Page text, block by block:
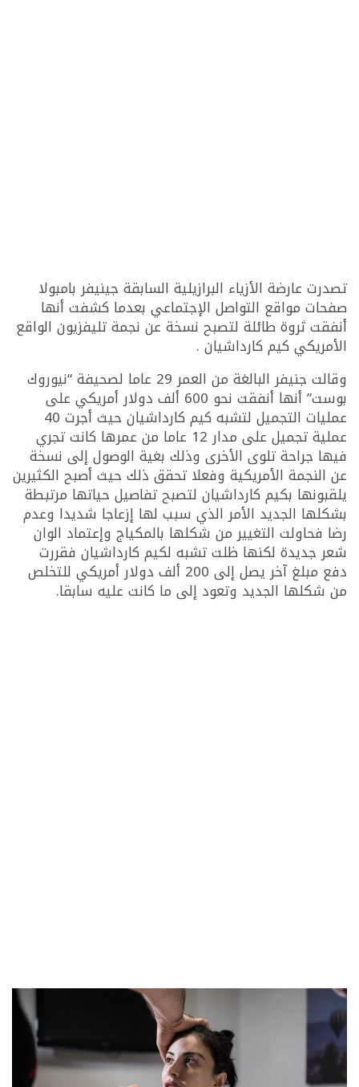
تصدرت عارضة الأزياء البرازيلية السابقة جينيفر بامبولا
صفحات مواقع التواصل الإجتماعي بعدما كشفت أنها
أنفقت ثروة طائلة لتصبح نسخة عن نجمة تليفزيون الواقع
الأمريكي كيم كارداشيان .
وقالت جنيفر البالغة من العمر 29 عاما لصحيفة “نيوروك
بوست” أنها أنفقت نحو 600 ألف دولار أمريكي على
عمليات التجميل لتشبه كيم كارداشيان حيث أجرت 40
عملية تجميل على مدار 12 عاما من عمرها كانت تجري
فيها جراحة تلوى الأخرى وذلك بغية الوصول إلى نسخة
عن النجمة الأمريكية وفعلا تحقق ذلك حيث أصبح الكثيرين
يلقبونها بكيم كارداشيان لتصبح تفاصيل حياتها مرتبطة
بشكلها الجديد الأمر الذي سبب لها إزعاجا شديدا وعدم
رضا فحاولت التغيير من شكلها بالمكياج وإعتماد الوان
شعر جديدة لكنها ظلت تشبه لكيم كارداشيان فقررت
دفع مبلغ آخر يصل إلى 200 ألف دولار أمريكي للتخلص
من شكلها الجديد وتعود إلى ما كانت عليه سابقا.